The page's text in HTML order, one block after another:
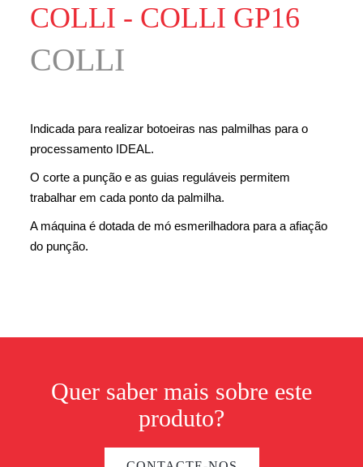
COLLI - COLLI GP16
COLLI
Indicada para realizar botoeiras nas palmilhas para o
processamento IDEAL.
O corte a punção e as guias reguláveis permitem
trabalhar em cada ponto da palmilha.
A máquina é dotada de mó esmerilhadora para a afiação
do punção.
Quer saber mais sobre este
produto?